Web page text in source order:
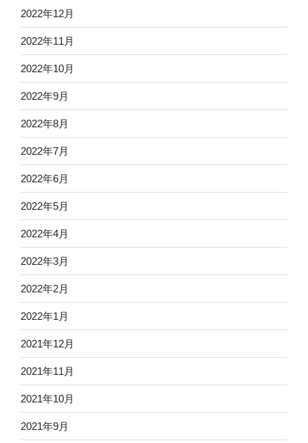
2022年12月
2022年11月
2022年10月
2022年9月
2022年8月
2022年7月
2022年6月
2022年5月
2022年4月
2022年3月
2022年2月
2022年1月
2021年12月
2021年11月
2021年10月
2021年9月